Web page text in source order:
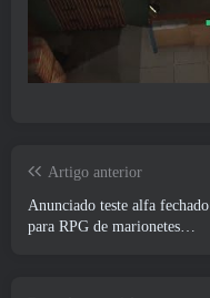
Artigo anterior
Anunciado teste alfa fechado
para RPG de marionetes